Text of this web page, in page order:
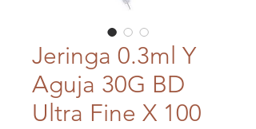
Jeringa 0.3ml Y
Aguja 30G BD
Ultra Fine X 100